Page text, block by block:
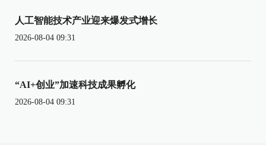
人工智能技术产业迎来爆发式增长
2026-08-04 09:31
“AI+创业”加速科技成果孵化
2026-08-04 09:31